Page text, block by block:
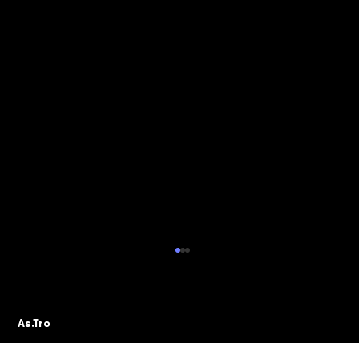
Determinazione Direttoriale di ADM, con la
As.Tro